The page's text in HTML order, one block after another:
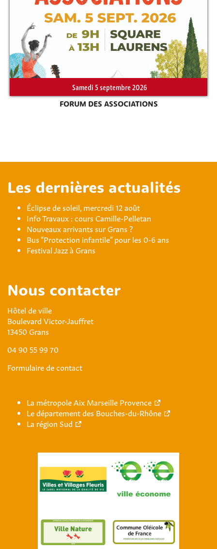
Samedi 5 septembre 2026
FORUM DES ASSOCIATIONS
Les dernières actualités
Éclipse de soleil, mercredi 12 août
Info Travaux : cours Camille-Pelletan
Nouveaux arrivants sur Grans ?
Bus “Protection infantile” pour les 0-6 ans
Festival Jazz à Grans
Nous contacter
Hôtel de ville
Boulevard Victor-Jauffret
13450 Grans
04 90 55 99 70
Formulaire de contact
La métropole Aix Marseille Provence
Le département des Bouches-du-Rhône
La région Sud